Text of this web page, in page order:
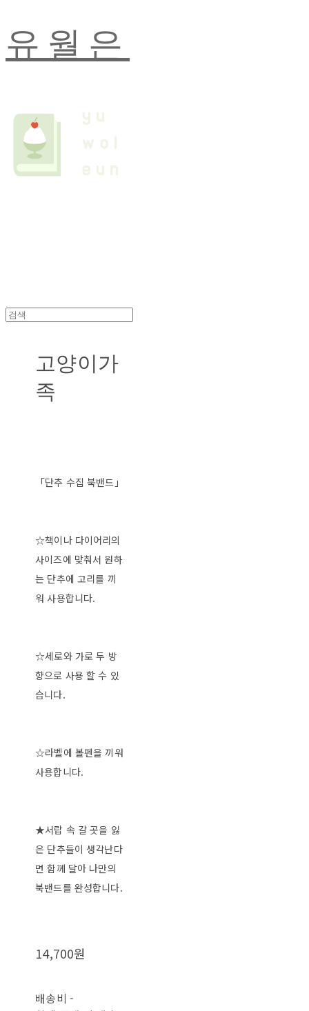
유월은
고양이가
족
「단추 수집 북밴드」
☆책이나 다이어리의
사이즈에 맞춰서 원하
는 단추에 고리를 끼
워 사용합니다.
☆세로와 가로 두 방
향으로 사용 할 수 있
습니다.
☆라벨에 볼펜을 끼워
사용합니다.
★서랍 속 갈 곳을 잃
은 단추들이 생각난다
면 함께 달아 나만의
북밴드를 완성합니다.
14,700원
배송비 -